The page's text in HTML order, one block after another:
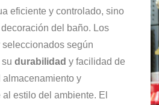
eficiente y controlado, sino
del baño. Los
según
durabilidad y facilidad de
almacenamiento y
estilo del ambiente. El